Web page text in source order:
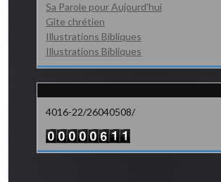
Sa Parole pour Aujourd'hui
Gîte chrétien
Illustrations Bibliques
Illustrations Bibliques
4016-22/26040508/